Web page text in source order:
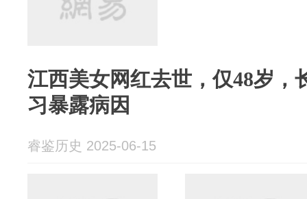
江西美女网红去世，仅48岁，
习暴露病因
睿鉴历史 2025-06-15